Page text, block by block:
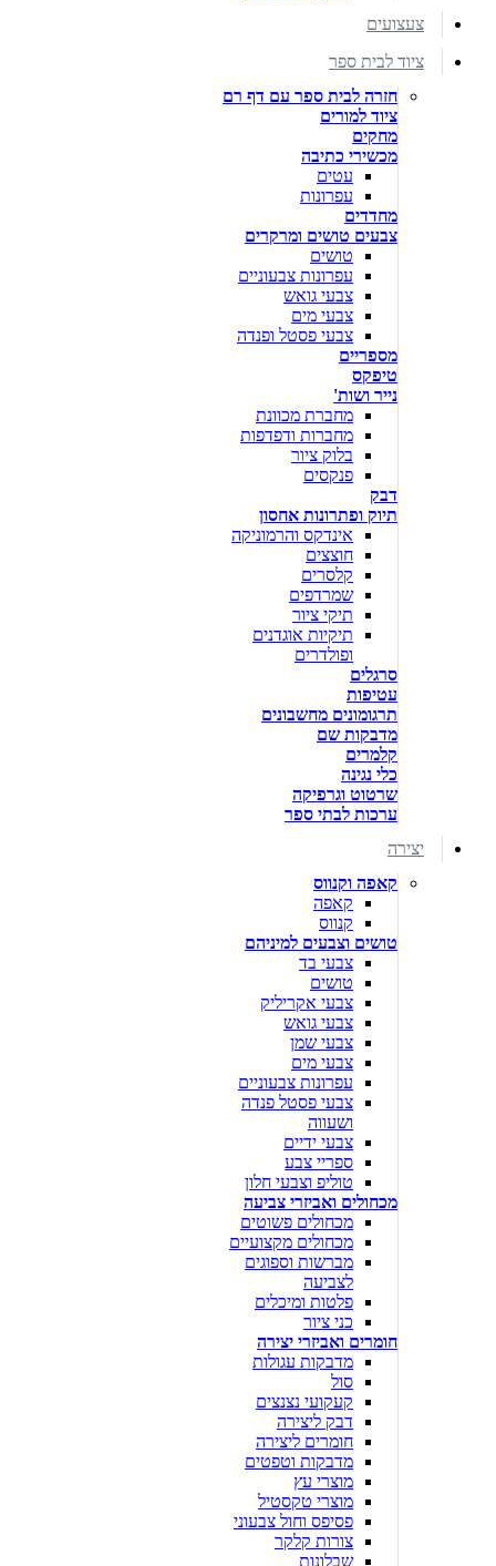
צעצועים
ציוד לבית ספר
חזרה לבית ספר עם דף רם
ציוד למורים
מחקים
מכשירי כתיבה
עטים
עפרונות
מחדדים
צבעים טושים ומרקרים
טושים
עפרונות צבעוניים
צבעי גואש
צבעי מים
צבעי פסטל ופנדה
מספריים
טיפקס
נייר ושות'
מחברת מכוונת
מחברות ודפדפות
בלוק ציור
פנקסים
דבק
תיוק ופתרונות אחסון
אינדקס והרמוניקה
חוצצים
קלסרים
שמרדפים
תיקי ציור
תיקיות אוגדנים
ופולדרים
סרגלים
עטיפות
תרגומונים מחשבונים
מדבקות שם
קלמרים
כלי נגינה
שרטוט וגרפיקה
ערכות לבתי ספר
יצירה
קאפה וקנווס
קאפה
קנווס
טושים וצבעים למיניהם
צבעי בד
טושים
צבעי אקריליק
צבעי גואש
צבעי שמן
צבעי מים
עפרונות צבעוניים
צבעי פסטל פנדה
ושעווה
צבעי ידיים
ספריי צבע
טוליפ וצבעי חלון
מכחולים ואביזרי צביעה
מכחולים פשוטים
מכחולים מקצועיים
מברשות וספוגים
לצביעה
פלטות ומיכלים
כני ציור
חומרים ואביזרי יצירה
מדבקות עגולות
סול
קעקועי נצנצים
דבק ליצירה
חומרים ליצירה
מדבקות וטפטים
מוצרי עץ
מוצרי טקסטיל
פסיפס וחול צבעוני
צורות קלקר
שבלונות